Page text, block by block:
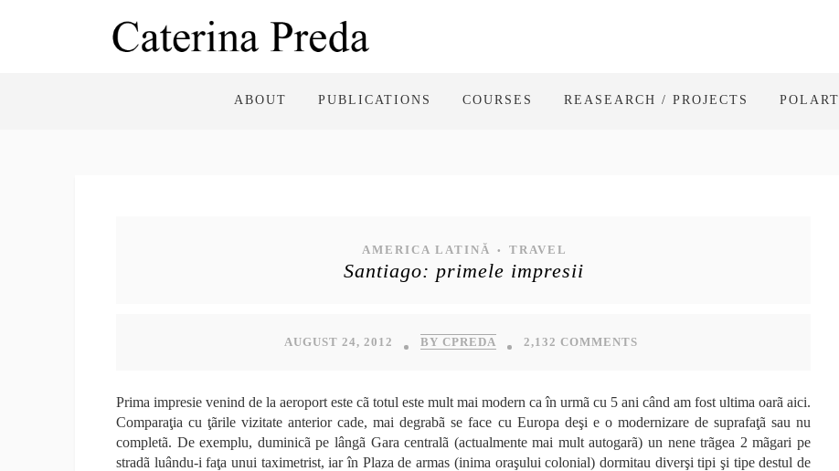
ABOUT PUBLICATIONS COURSES REASEARCH / PROJECTS POLART
AMERICA LATINĂ • TRAVEL
Santiago: primele impresii
AUGUST 24, 2012 BY CPREDA 2,132 COMMENTS
Prima impresie venind de la aeroport este cã totul este mult mai modern ca în urmã cu 5 ani când am fost ultima oarã aici.
Comparaţia cu ţãrile vizitate anterior cade, mai degrabã se face cu Europa deşi e o modernizare de suprafaţã sau nu
completã. De exemplu, duminicã pe lângã Gara centralã (actualmente mai mult autogarã) un nene trãgea 2 mãgari pe
stradã luându-i faţa unui taximetrist, iar în Plaza de armas (inima oraşului colonial) dormitau diverşi tipi şi tipe destul de